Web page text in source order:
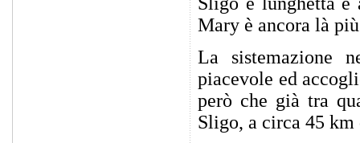
Mary è ancora là
La sistemazione
piacevole ed
però che già tra
Sligo, a circa 45